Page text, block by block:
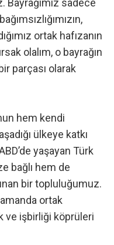
Bayrağımız sadece
ortak hafızanın
olalım, o bayrağın
parçası olarak
hem kendi
ülkeye katkı
yaşayan Türk
bağlı hem de
bir topluluğumuz.
ortak
ve işbirliği köprüleri